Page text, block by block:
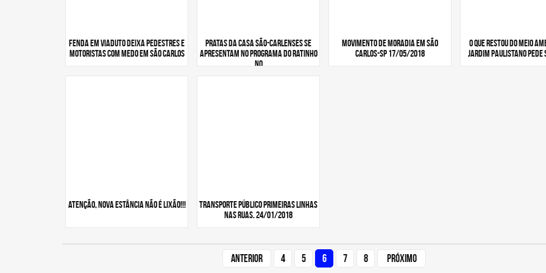
Fenda em viaduto deixa pedestres e
motoristas com medo em São Carlos
PRATAS DA CASA SÃO-CARLENSES SE
APRESENTAM NO PROGRAMA DO RATINHO
NO
MOVIMENTO DE MORADIA EM SÃO
CARLOS-SP 17/05/2018
O QUE RESTOU DO MEIO
JARDIM PAULISTANO PEDE
ATENÇÃO, NOVA ESTÂNCIA NÃO É LIXÃO!!!
TRANSPORTE PÚBLICO Primeiras linhas
nas ruas. 24/01/2018
Anterior 4 5 6 7 8 Próximo